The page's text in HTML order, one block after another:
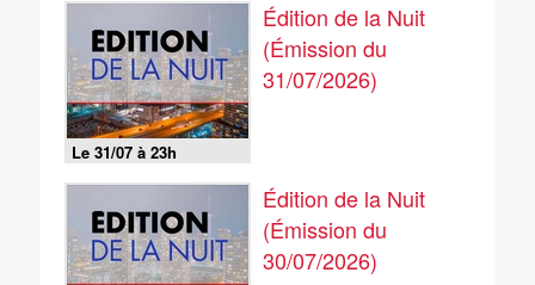
Le 31/07 à 23h
Édition de la Nuit
(Émission du
31/07/2026)
Édition de la Nuit
(Émission du
30/07/2026)